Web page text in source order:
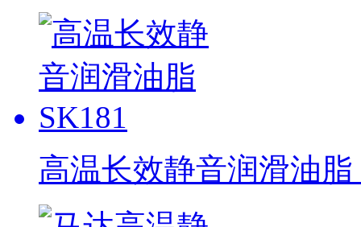
高温长效静音润滑油脂